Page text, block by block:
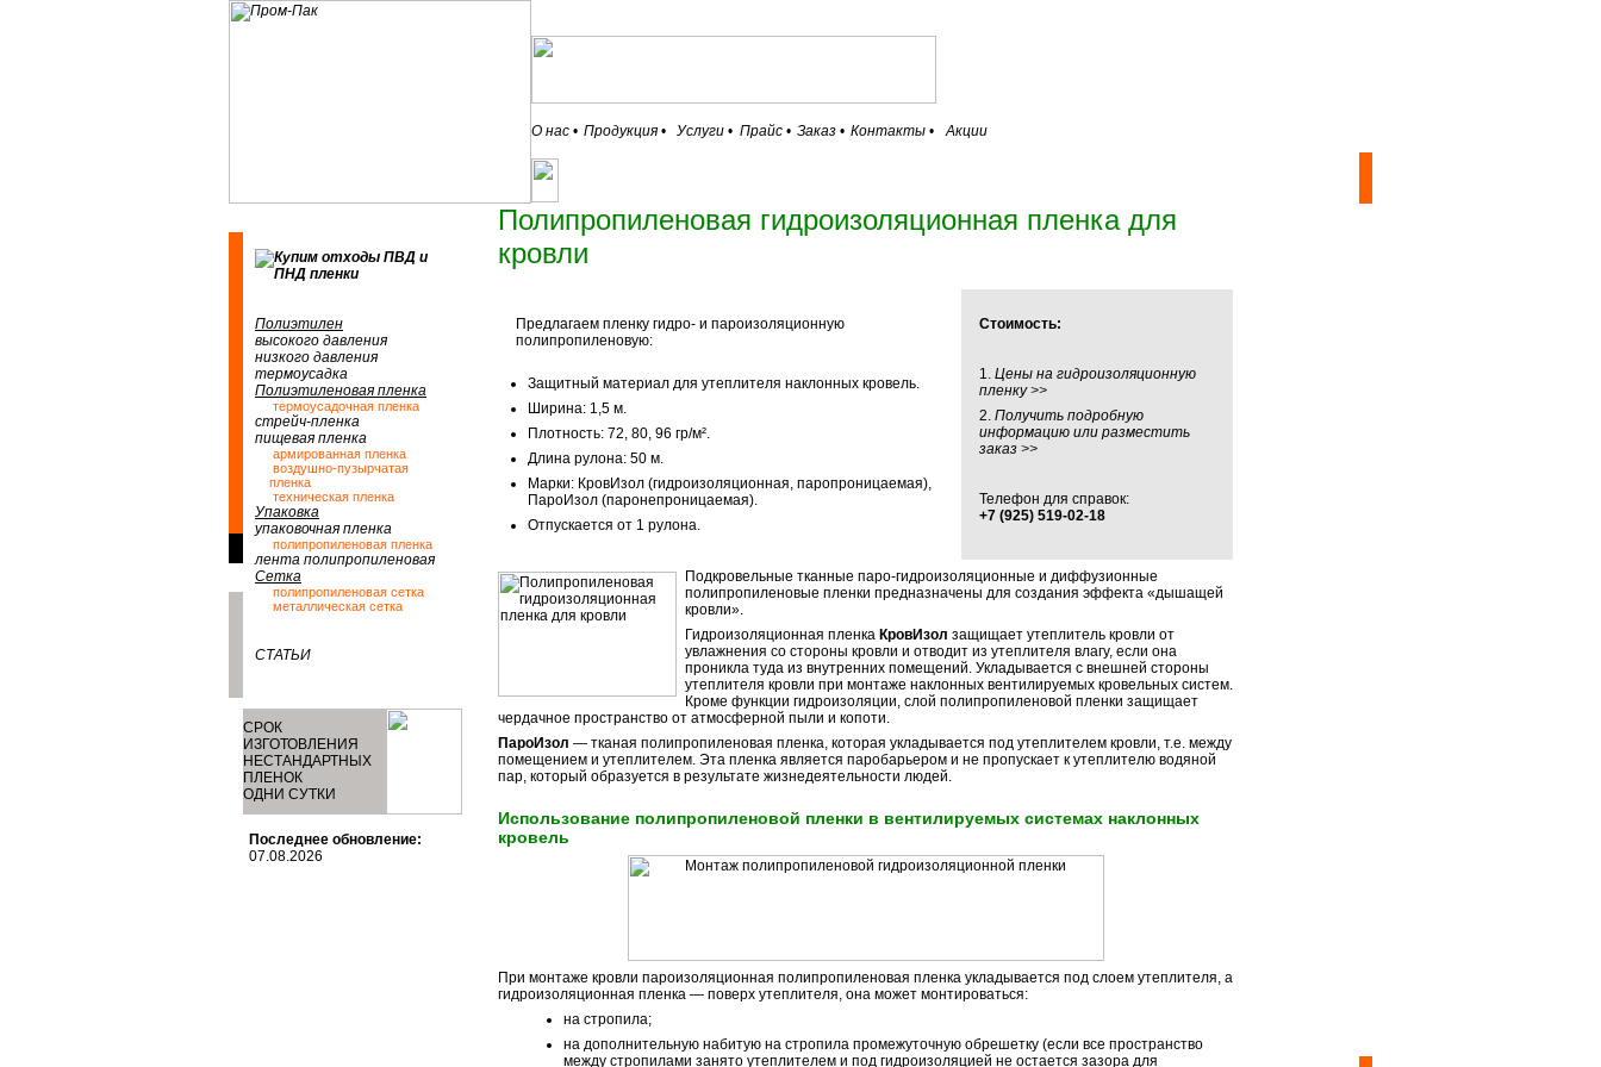
О нас • Продукция • Услуги • Прайс • Заказ • Контакты • Акции
Полиэтилен
высокого давления
низкого давления
термоусадка
Полиэтиленовая пленка
термоусадочная пленка
стрейч-пленка
пищевая пленка
армированная пленка
воздушно-пузырчатая
пленка
техническая пленка
Упаковка
упаковочная пленка
полипропиленовая пленка
лента полипропиленовая
Сетка
полипропиленовая сетка
металлическая сетка
СТАТЬИ
СРОК
ИЗГОТОВЛЕНИЯ
НЕСТАНДАРТНЫХ
ПЛЕНОК
ОДНИ СУТКИ
Последнее обновление:
07.08.2026
Полипропиленовая гидроизоляционная пленка для
кровли
Предлагаем пленку гидро- и пароизоляционную
полипропиленовую:
Защитный материал для утеплителя наклонных кровель.
Ширина: 1,5 м.
Плотность: 72, 80, 96 гр/м².
Длина рулона: 50 м.
Марки: КровИзол (гидроизоляционная, паропроницаемая),
ПароИзол (паронепроницаемая).
Отпускается от 1 рулона.
Стоимость:
1. Цены на гидроизоляционную
пленку >>
2. Получить подробную
информацию или разместить
заказ >>
Телефон для справок:
+7 (925) 519-02-18
Подкровельные тканные паро-гидроизоляционные и диффузионные
полипропиленовые пленки предназначены для создания эффекта «дышащей
кровли».
Гидроизоляционная пленка КровИзол защищает утеплитель кровли от
увлажнения со стороны кровли и отводит из утеплителя влагу, если она
проникла туда из внутренних помещений. Укладывается с внешней стороны
утеплителя кровли при монтаже наклонных вентилируемых кровельных систем.
Кроме функции гидроизоляции, слой полипропиленовой пленки защищает
чердачное пространство от атмосферной пыли и копоти.
ПароИзол — тканая полипропиленовая пленка, которая укладывается под утеплителем кровли, т.е. между
помещением и утеплителем. Эта пленка является паробарьером и не пропускает к утеплителю водяной
пар, который образуется в результате жизнедеятельности людей.
Использование полипропиленовой пленки в вентилируемых системах наклонных
кровель
При монтаже кровли пароизоляционная полипропиленовая пленка укладывается под слоем утеплителя, а
гидроизоляционная пленка — поверх утеплителя, она может монтироваться:
на стропила;
на дополнительную набитую на стропила промежуточную обрешетку (если все пространство
между стропилами занято утеплителем и под гидроизоляцией не остается зазора для